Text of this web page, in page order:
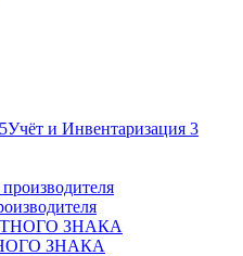
Учёт и Инвентаризация 3
ЗНАКА